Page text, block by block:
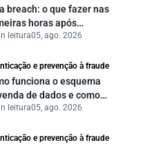
breach: o que fazer nas
horas após
de dados?
leitura05, ago. 2026
e prevenção à fraude
funciona o esquema
de dados e como
sua empresa?
leitura05, ago. 2026
e prevenção à fraude